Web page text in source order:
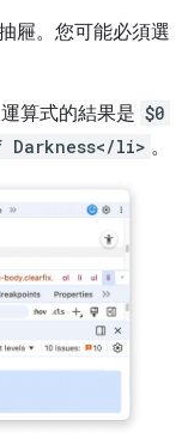
屜。您可能必須選
算式的結果是 $0
li> 。